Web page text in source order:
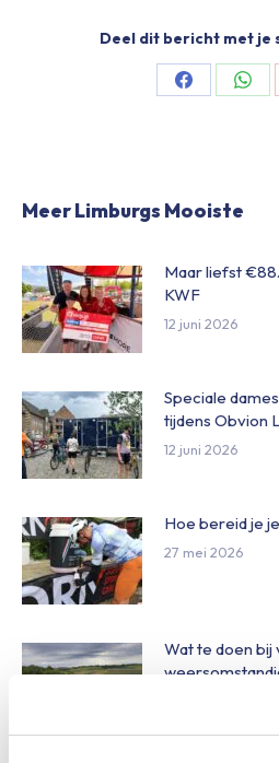
Deel dit bericht met je
Share
Meer Limburgs Mooiste
Maar liefst
KWF
12 juni 2026
Speciale
tijdens Obvion
12 juni 2026
Hoe bereid je
27 mei 2026
Wat te doen bij